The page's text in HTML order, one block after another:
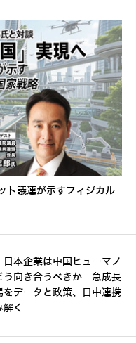
ト議連が示すフィジカル
日本企業は中国ヒューマノ
う向き合うべきか 急成長
をデータと政策、日中連携
く